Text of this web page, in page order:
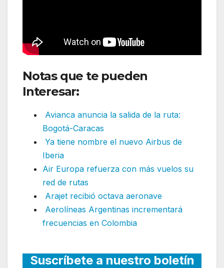
Notas que te pueden
Interesar:
Avianca anuncia la salida de la ruta:
Bogotá-Caracas
Ya tiene nombre el nuevo Airbus de
Iberia
Air Europa refuerza con más vuelos su
red de rutas
Arajet recibió octava aeronave
Aerolíneas Argentinas incrementará
frecuencias en Colombia
Suscríbete a nuestro boletín